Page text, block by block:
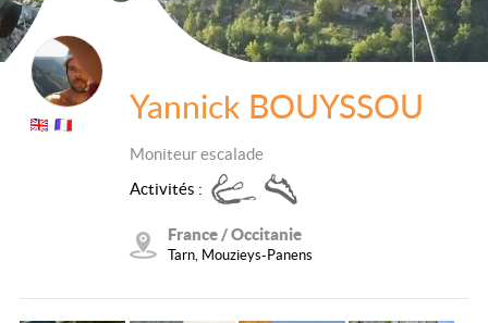
Yannick BOUYSSOU
Moniteur escalade
Activités :
France / Occitanie
Tarn, Mouzieys-Panens